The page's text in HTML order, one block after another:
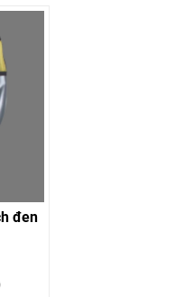
đen